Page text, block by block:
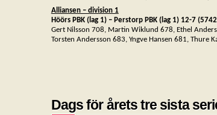
Alliansen – division 1
Höörs PBK (lag 1) – Perstorp PBK (lag 1) 12-7
Gert Nilsson 708, Martin Wiklund 678, Ethel
Torsten Andersson 683, Yngve Hansen 681, Thure
Dags för årets tre sista